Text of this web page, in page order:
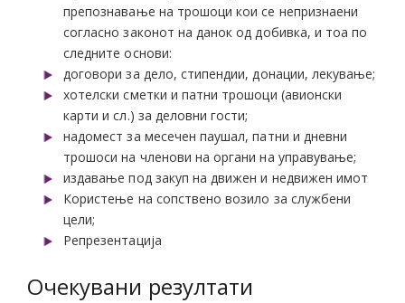
препознавање на трошоци кои се непризнаени
согласно законот на данок од добивка, и тоа по
следните основи:
договори за дело, стипендии, донации, лекување;
хотелски сметки и патни трошоци (авионски
карти и сл.) за деловни гости;
надомест за месечен паушал, патни и дневни
трошоси на членови на органи на управување;
издавање под закуп на движен и недвижен имот
Користење на сопствено возило за службени
цели;
Репрезентација
Очекувани резултати